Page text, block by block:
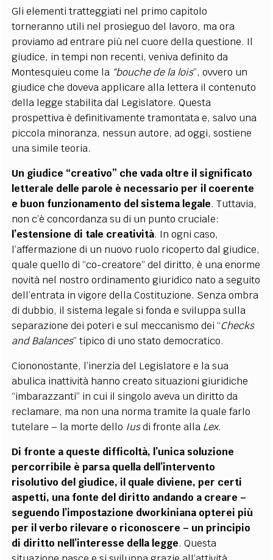
Gli elementi tratteggiati nel primo capitolo
torneranno utili nel prosieguo del lavoro, ma ora
proviamo ad entrare più nel cuore della questione. Il
giudice, in tempi non recenti, veniva definito da
Montesquieu come la “bouche de la lois”, ovvero un
giudice che doveva applicare alla lettera il contenuto
della legge stabilita dal Legislatore. Questa
prospettiva è definitivamente tramontata e, salvo una
piccola minoranza, nessun autore, ad oggi, sostiene
una simile teoria.
Un giudice “creativo” che vada oltre il significato
letterale delle parole è necessario per il coerente
e buon funzionamento del sistema legale. Tuttavia,
non c’è concordanza su di un punto cruciale:
l’estensione di tale creatività. In ogni caso,
l’affermazione di un nuovo ruolo ricoperto dal giudice,
quale quello di “co-creatore” del diritto, è una enorme
novità nel nostro ordinamento giuridico nato a seguito
dell’entrata in vigore della Costituzione. Senza ombra
di dubbio, il sistema legale si fonda e sviluppa sulla
separazione dei poteri e sul meccanismo dei “Checks
and Balances” tipico di uno stato democratico.
Ciononostante, l’inerzia del Legislatore e la sua
abulica inattività hanno creato situazioni giuridiche
“imbarazzanti” in cui il singolo aveva un diritto da
reclamare, ma non una norma tramite la quale farlo
tutelare – la morte dello Iusdi fronte alla Lex.
Di fronte a queste difficoltà, l’unica soluzione
percorribile è parsa quella dell’intervento
risolutivo del giudice, il quale diviene, per certi
aspetti, una fonte del diritto andando a creare –
seguendo l’impostazione dworkiniana opterei più
per il verbo rilevare o riconoscere – un principio
di diritto nell’interesse della legge. Questa